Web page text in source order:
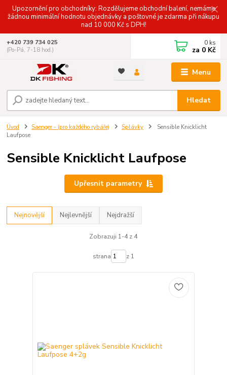
Upozornění pro obchodníky: Rozdělujeme obchodní balení, nemáme
žádnou minimální hodnotu objednávky a poštovné je zdarma při nákupu
nad 10 000 Kč s DPH!
Menu
Hledat
+420 739 734 025
(Po-Pá, 7-18 hod.)
0 ks
za 0 Kč
Úvod Saenger - (pro každého rybáře) Splávky
Sensible Knicklicht
Laufpose
Sensible Knicklicht Laufpose
Upřesnit parametry
Nejnovější Nejlevnější Nejdražší
Zobrazuji 1-4 z 4
strana z 1